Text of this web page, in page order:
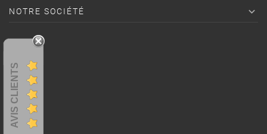
NOTRE SOCIÉTÉ 
AVIS CLIENTS